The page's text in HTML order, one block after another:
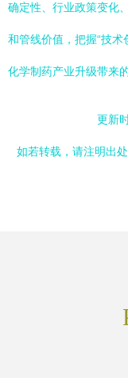
确定性、行业政策变化
和管线价值，把握“技
化学制药产业升级带来
更新
如若转载，请注明出